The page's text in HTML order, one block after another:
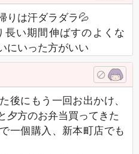
りは汗ダラダラ💦
い期間伸ばすのよくな
にいった方がいい
後にもう一回お出かけ、
夕方のお弁当買ってきた
一個購入、新本町店でも